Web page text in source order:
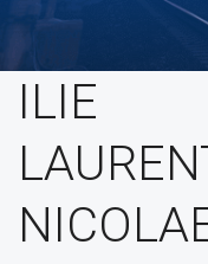
ILIE